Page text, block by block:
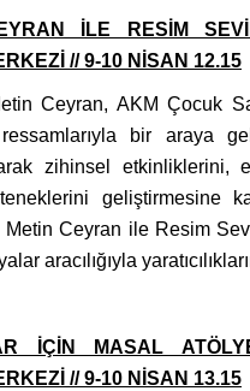
İLE RESİM
// 9-10 NİSAN 12.15
Ceyran, AKM Çocuk
bir araya
zihinsel etkinliklerini,
geliştirmesine
Metin Ceyran ile Resim
aracılığıyla
İÇİN MASAL
// 9-10 NİSAN 13.15